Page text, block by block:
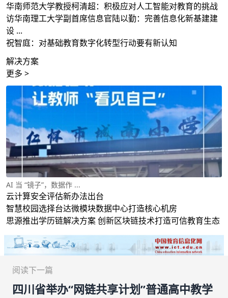
华南师范大学教授柯清超：积极应对人工智能对教育的挑战
访华南理工大学副首席信息官陆以勤：完善信息化新基建建
设 ...
祝智庭：对基础教育数字化转型行动要有新认知
解决方案
更多 >
AI 当 “镜子”，数据作 ...
云计算安全评估新办法出台
智慧校园选择台达微模块数据中心打造核心机房
思源推出学历链解决方案 创新区块链技术打造可信教育生态
阅读下一篇
四川省举办“网链共享计划”普通高中教学